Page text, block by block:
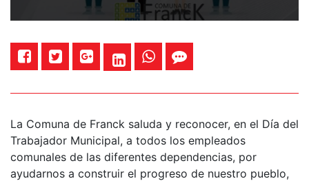
La Comuna de Franck saluda y reconocer, en el Día del
Trabajador Municipal, a todos los empleados
comunales de las diferentes dependencias, por
ayudarnos a construir el progreso de nuestro pueblo,